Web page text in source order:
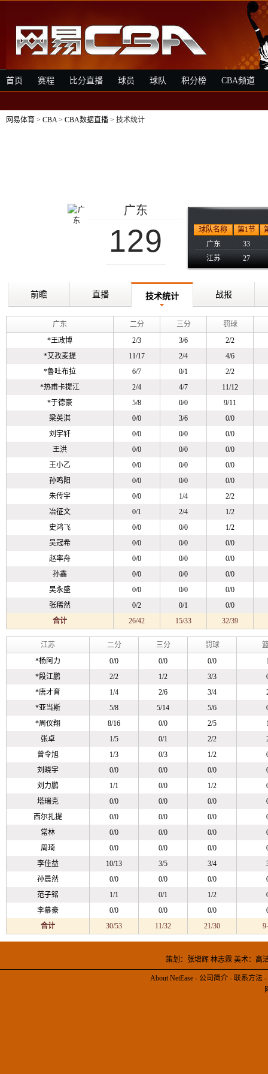
首页 赛程 比分直播 球员 球队 积分榜 CBA频道
网易体育 > CBA> CBA数据直播 > 技术统计
广东
129 球队名称 第1节
广东
33
江苏
27
前瞻 直播 技术统计 战报
广东 二分 三分
罚球
*王政博 2/3 3/6
2/2
*艾孜麦提 11/17 2/4
4/6
*鲁吐布拉 6/7 0/1
2/2
*热甫卡提江 2/4 4/7
11/12
*于德豪 5/8 0/0
9/11
梁英淇
0/0 3/6
0/0
刘宇轩
0/0 0/0
0/0
王洪
0/0 0/0
0/0
王小乙
0/0 0/0
0/0
孙鸣阳
0/0 0/0
0/0
朱传宇
0/0 1/4
2/2
冶征文
0/1 2/4
1/2
史鸿飞
0/0 0/0
1/2
吴冠希
0/0 0/0
0/0
赵率舟
0/0 0/0
0/0
孙鑫
0/0 0/0
0/0
吴永盛
0/0 0/0
0/0
张稀然
0/2 0/1
0/0
合计
26/42 15/33 32/39
江苏 二分 三分 罚球
*杨阿力 0/0 0/0 0/0
*段江鹏 2/2 1/2 3/3
*唐才育 1/4 2/6 3/4
*亚当斯 5/8 5/14 5/6
*周仪翔 8/16 0/0 2/5
张卓
1/5 0/1 2/2
曾令旭
1/3 0/3 1/2
刘晓宇
0/0 0/0 0/0
刘力鹏
1/1 0/0 1/2
塔瑞克
0/0 0/0 0/0
西尔扎提
0/0 0/0 0/0
常林
0/0 0/0 0/0
周琦
0/0 0/0 0/0
李佳益
10/13 3/5 3/4
孙晨然
0/0 0/0 0/0
范子铭
1/1 0/1 1/2
李慕豪
0/0 0/0 0/0
合计
30/53 11/32 21/30
策划：张增辉 林志霖 美术：
About NetEase - 公司简介 - 联系方法 -